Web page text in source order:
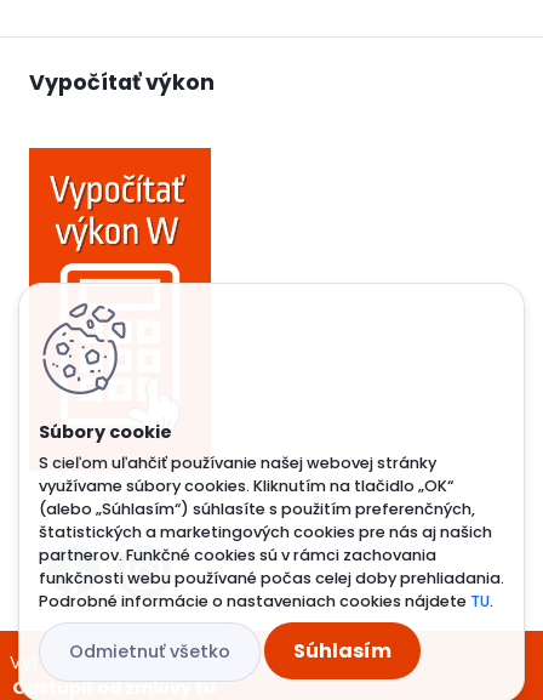
S cieľom uľahčiť používanie našej webovej stránky
využívame súbory cookies. Kliknutím na tlačidlo „OK“
(alebo „Súhlasím“) súhlasíte s použitím preferenčných,
štatistických a marketingových cookies pre nás aj našich
partnerov. Funkčné cookies sú v rámci zachovania
funkčnosti webu používané počas celej doby prehliadania.
Podrobné informácie o nastaveniach cookies nájdete TU.
Odmietnuť všetko Súhlasím
Vypočítať výkon
Vytvorené systémomwww.webareal.sk